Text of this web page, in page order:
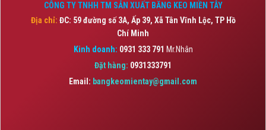
CÔNG TY TNHH TM SẢN XUẤT BĂNG KEO MIỀN TÂY
Địa chỉ: ĐC: 59 đường số 3A, Ấp 39, Xã Tân Vĩnh Lộc, TP Hồ
Chí Minh
Kinh doanh: 0931 333 791 Mr.Nhân
Đặt hàng: 0931333791
Email: bangkeomientay@gmail.com